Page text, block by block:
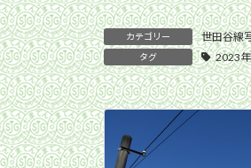
カテゴリー 世田谷線
タグ 2023年